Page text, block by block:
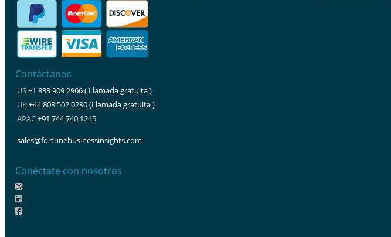
Contáctanos
US+1 833 909 2966 ( Llamada gratuita )
UK+44 808 502 0280 (Llamada gratuita )
APAC+91 744 740 1245
sales@fortunebusinessinsights.com
Conéctate con nosotros